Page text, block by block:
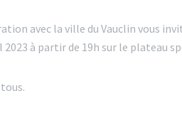
avec la ville du Vauclin vous
à partir de 19h sur le plateau